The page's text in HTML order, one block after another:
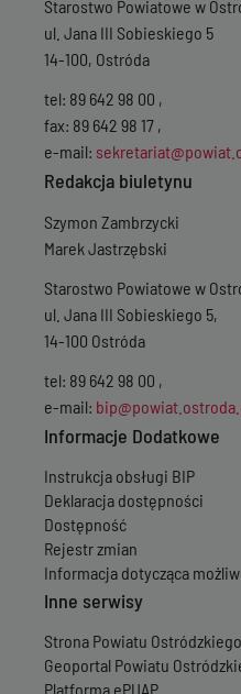
Starostwo Powiatowe w
ul. Jana III Sobieskiego 5
14-100, Ostróda
tel: 89 642 98 00 ,
fax: 89 642 98 17 ,
e-mail:
Redakcja biuletynu
Szymon Zambrzycki
Marek Jastrzębski
Starostwo Powiatowe w
ul. Jana III Sobieskiego 5,
14-100 Ostróda
tel: 89 642 98 00 ,
e-mail:
Informacje Dodatkowe
Instrukcja obsługi BIP
Deklaracja dostępności
Dostępność
Rejestr zmian
Informacja dotycząca
Inne serwisy
Strona Powiatu Ostródzkiego
Geoportal Powiatu
Platforma ePUAP